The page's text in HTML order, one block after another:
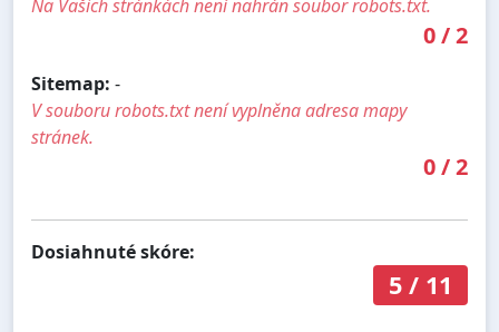
Na Vašich stránkách není nahrán soubor robots.txt.
0/2
Sitemap: -
V souboru robots.txt není vyplněna adresa mapy
stránek.
0/2
Dosiahnuté skóre:
5/ 11